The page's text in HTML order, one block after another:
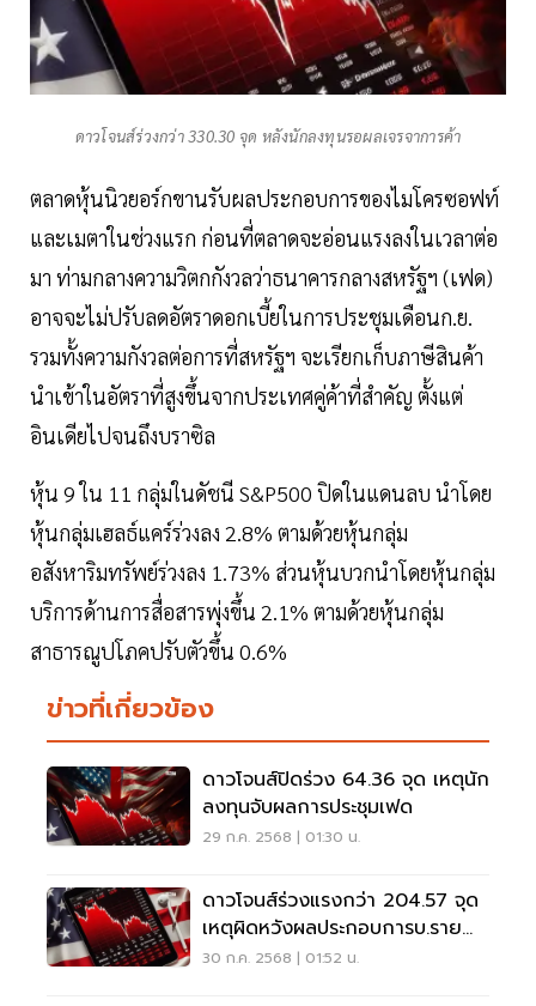
ดาวโจนส์ร่วงกว่า 330.30 จุด หลังนักลงทุนรอผลเจรจาการค้า
ตลาดหุ้นนิวยอร์กขานรับผลประกอบการของไมโครซอฟท์
และเมตาในช่วงแรก ก่อนที่ตลาดจะอ่อนแรงลงในเวลาต่อ
มา ท่ามกลางความวิตกกังวลว่าธนาคารกลางสหรัฐฯ (เฟด)
อาจจะไม่ปรับลดอัตราดอกเบี้ยในการประชุมเดือนก.ย.
รวมทั้งความกังวลต่อการที่สหรัฐฯ จะเรียกเก็บภาษีสินค้า
นำเข้าในอัตราที่สูงขึ้นจากประเทศคู่ค้าที่สำคัญ ตั้งแต่
อินเดียไปจนถึงบราซิล
หุ้น 9 ใน 11 กลุ่มในดัชนี S&P500 ปิดในแดนลบ นำโดย
หุ้นกลุ่มเฮลธ์แคร์ร่วงลง 2.8% ตามด้วยหุ้นกลุ่ม
อสังหาริมทรัพย์ร่วงลง 1.73% ส่วนหุ้นบวกนำโดยหุ้นกลุ่ม
บริการด้านการสื่อสารพุ่งขึ้น 2.1% ตามด้วยหุ้นกลุ่ม
สาธารณูปโภคปรับตัวขึ้น 0.6%
ข่าวที่เกี่ยวข้อง
ดาวโจนส์ปิดร่วง 64.36 จุด เหตุนัก
ลงทุนจับผลการประชุมเฟด
29 ก.ค. 2568 | 01:30 น.
ดาวโจนส์ร่วงแรงกว่า 204.57 จุด
เหตุผิดหวังผลประกอบการบ.ราย
ใหญ่
30 ก.ค. 2568 | 01:52 น.